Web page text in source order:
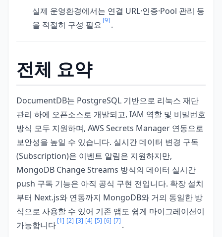
실제 운영환경에서는 연결 URL·인증·Pool 관리 등
을 적절히 구성 필요 [9] .
전체 요약
DocumentDB는 PostgreSQL 기반으로 리눅스 재단
관리 하에 오픈소스로 개발되고, IAM 역할 및 비밀번호
방식 모두 지원하며, AWS Secrets Manager 연동으로
보안성을 높일 수 있습니다. 실시간 데이터 변경 구독
(Subscription)은 이벤트 알림은 지원하지만,
MongoDB Change Streams 방식의 데이터 실시간
push 구독 기능은 아직 공식 구현 전입니다. 확장 설치
부터 Next.js와 연동까지 MongoDB와 거의 동일한 방
식으로 사용할 수 있어 기존 앱도 쉽게 마이그레이션이
가능합니다[1] [2] [3] [4] [5] [6] [7] .